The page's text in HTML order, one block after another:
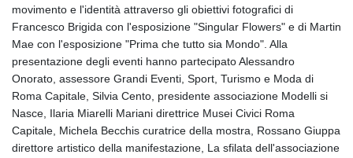
movimento e l'identità attraverso gli obiettivi fotografici di
Francesco Brigida con l'esposizione "Singular Flowers" e di Martin
Mae con l'esposizione "Prima che tutto sia Mondo". Alla
presentazione degli eventi hanno partecipato Alessandro
Onorato, assessore Grandi Eventi, Sport, Turismo e Moda di
Roma Capitale, Silvia Cento, presidente associazione Modelli si
Nasce, Ilaria Miarelli Mariani direttrice Musei Civici Roma
Capitale, Michela Becchis curatrice della mostra, Rossano Giuppa
direttore artistico della manifestazione, La sfilata dell'associazione